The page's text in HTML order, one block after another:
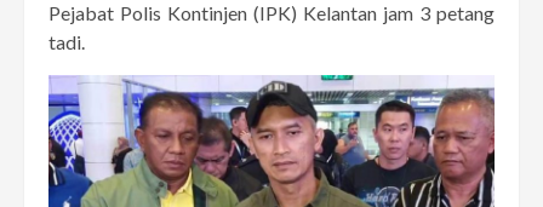
Pejabat Polis Kontinjen (IPK) Kelantan jam 3 petang
tadi.